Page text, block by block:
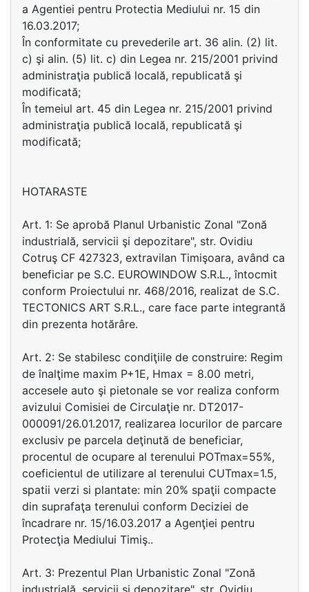
a Agentiei pentru Protectia Mediului nr. 15 din
16.03.2017;
În conformitate cu prevederile art. 36 alin. (2) lit.
c) şi alin. (5) lit. c) din Legea nr. 215/2001 privind
administraţia publică locală, republicată şi
modificată;
În temeiul art. 45 din Legea nr. 215/2001 privind
administraţia publică locală, republicată şi
modificată;
HOTARASTE
Art. 1: Se aprobă Planul Urbanistic Zonal "Zonă
industrială, servicii şi depozitare", str. Ovidiu
Cotruş CF 427323, extravilan Timişoara, având ca
beneficiar pe S.C. EUROWINDOW S.R.L., întocmit
conform Proiectului nr. 468/2016, realizat de S.C.
TECTONICS ART S.R.L., care face parte integrantă
din prezenta hotărâre.
Art. 2: Se stabilesc condiţiile de construire: Regim
de înalţime maxim P+1E, Hmax = 8.00 metri,
accesele auto şi pietonale se vor realiza conform
avizului Comisiei de Circulaţie nr. DT2017-
000091/26.01.2017, realizarea locurilor de parcare
exclusiv pe parcela deţinută de beneficiar,
procentul de ocupare al terenului POTmax=55%,
coeficientul de utilizare al terenului CUTmax=1.5,
spatii verzi si plantate: min 20% spaţii compacte
din suprafaţa terenului conform Deciziei de
încadrare nr. 15/16.03.2017 a Agenţiei pentru
Protecţia Mediului Timiş..
Art. 3: Prezentul Plan Urbanistic Zonal "Zonă
industrială, servicii şi depozitare", str. Ovidiu